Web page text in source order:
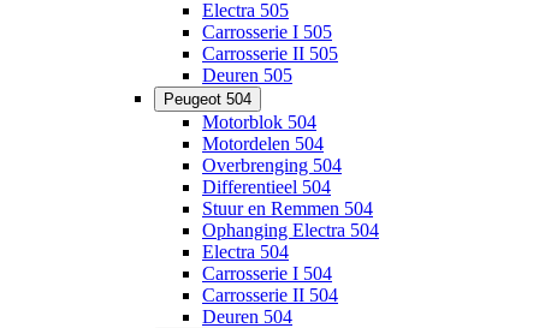
Electra 505
Carrosserie I 505
Carrosserie II 505
Deuren 505
Peugeot 504
Motorblok 504
Motordelen 504
Overbrenging 504
Differentieel 504
Stuur en Remmen 504
Ophanging Electra 504
Electra 504
Carrosserie I 504
Carrosserie II 504
Deuren 504